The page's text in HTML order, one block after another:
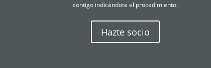
contigo indicándote el procedimiento.
Hazte socio